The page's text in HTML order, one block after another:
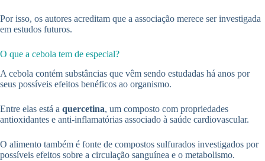
Por isso, os autores acreditam que a associação merece ser investigada
em estudos futuros.
O que a cebola tem de especial?
A cebola contém substâncias que vêm sendo estudadas há anos por
seus possíveis efeitos benéficos ao organismo.
Entre elas está a quercetina, um composto com propriedades
antioxidantes e anti-inflamatórias associado à saúde cardiovascular.
O alimento também é fonte de compostos sulfurados investigados por
possíveis efeitos sobre a circulação sanguínea e o metabolismo.